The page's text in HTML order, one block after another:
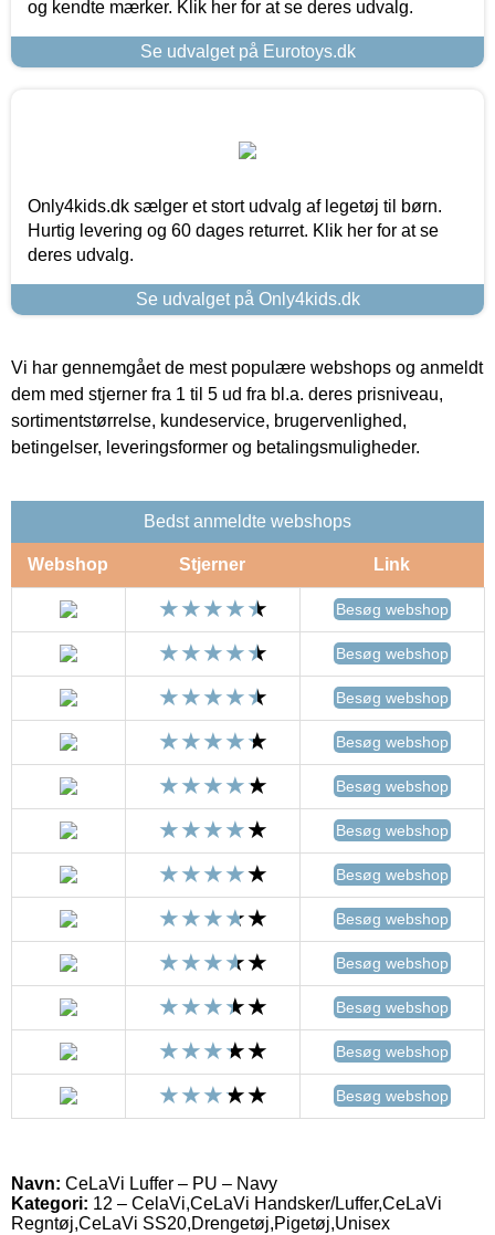
og kendte mærker. Klik her for at se deres udvalg.
Se udvalget på Eurotoys.dk
Only4kids.dk sælger et stort udvalg af legetøj til børn.
Hurtig levering og 60 dages returret. Klik her for at se
deres udvalg.
Se udvalget på Only4kids.dk
Vi har gennemgået de mest populære webshops og anmeldt
dem med stjerner fra 1 til 5 ud fra bl.a. deres prisniveau,
sortimentstørrelse, kundeservice, brugervenlighed,
betingelser, leveringsformer og betalingsmuligheder.
Bedst anmeldte webshops
Webshop Stjerner Link
Besøg webshop
Besøg webshop
Besøg webshop
Besøg webshop
Besøg webshop
Besøg webshop
Besøg webshop
Besøg webshop
Besøg webshop
Besøg webshop
Besøg webshop
Besøg webshop
Navn: CeLaVi Luffer – PU – Navy
Kategori: 12 – CelaVi,CeLaVi Handsker/Luffer,CeLaVi
Regntøj,CeLaVi SS20,Drengetøj,Pigetøj,Unisex